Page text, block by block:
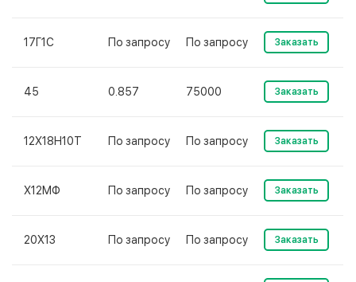
17Г1С По запросу По запросу Заказать
45 0.857 75000 Заказать
12Х18Н10Т По запросу По запросу Заказать
Х12МФ По запросу По запросу Заказать
20Х13 По запросу По запросу Заказать